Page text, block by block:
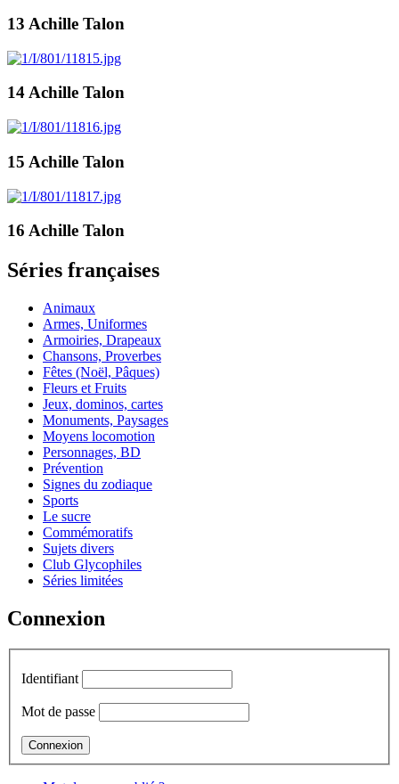
13 Achille Talon
14 Achille Talon
15 Achille Talon
16 Achille Talon
Séries françaises
Animaux
Armes, Uniformes
Armoiries, Drapeaux
Chansons, Proverbes
Fêtes (Noël, Pâques)
Fleurs et Fruits
Jeux, dominos, cartes
Monuments, Paysages
Moyens locomotion
Personnages, BD
Prévention
Signes du zodiaque
Sports
Le sucre
Commémoratifs
Sujets divers
Club Glycophiles
Séries limitées
Connexion
Identifiant
Mot de passe